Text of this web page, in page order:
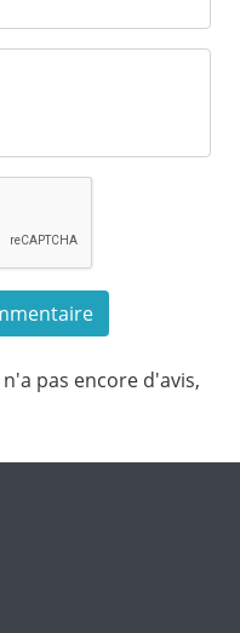
n'a pas encore d'avis,